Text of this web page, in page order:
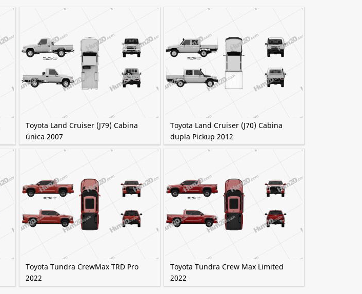
Toyota Land Cruiser (J79) Cabina
única 2007
Toyota Land Cruiser (J70) Cabina
dupla Pickup 2012
Toyota Tundra CrewMax TRD Pro
2022
Toyota Tundra Crew Max Limited
2022